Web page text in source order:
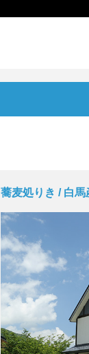
蕎麦処りき / 白